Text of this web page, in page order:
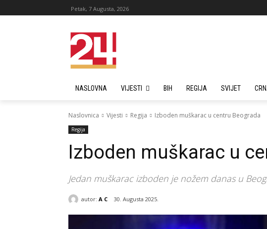
Petak, 7 Augusta, 2026
NASLOVNA VIJESTI BIH REGIJA SVIJET
Naslovnica Vijesti Regija Izboden muškarac u centru Beograda
Regija
Izboden muškarac u
Jedan muškarac izboden je nožem danas u
autor: A C 30. Augusta 2025.